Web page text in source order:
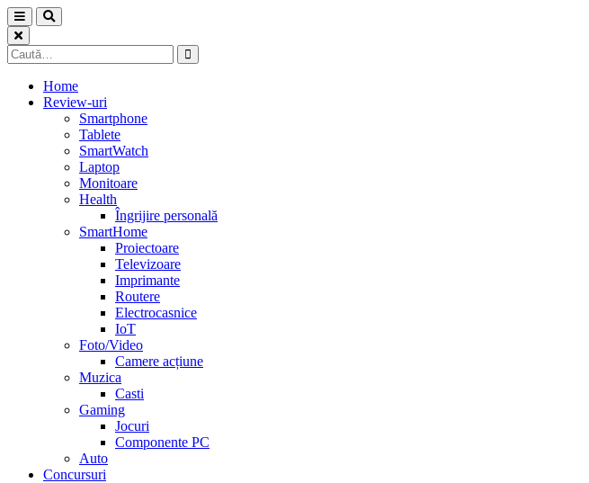
Skip
to
content
Caută
după:
Home
Review-uri
Smartphone
Tablete
SmartWatch
Laptop
Monitoare
Health
Îngrijire personală
SmartHome
Proiectoare
Televizoare
Imprimante
Routere
Electrocasnice
IoT
Foto/Video
Camere acțiune
Muzica
Casti
Gaming
Jocuri
Componente PC
Auto
Concursuri